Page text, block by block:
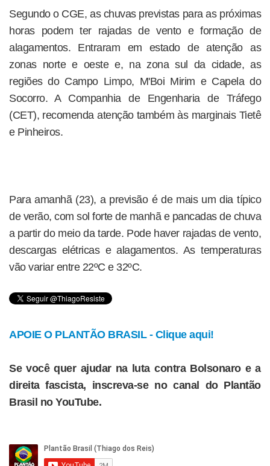
Segundo o CGE, as chuvas previstas para as próximas
horas podem ter rajadas de vento e formação de
alagamentos. Entraram em estado de atenção as
zonas norte e oeste e, na zona sul da cidade, as
regiões do Campo Limpo, M'Boi Mirim e Capela do
Socorro. A Companhia de Engenharia de Tráfego
(CET), recomenda atenção também às marginais Tietê
e Pinheiros.
Para amanhã (23), a previsão é de mais um dia típico
de verão, com sol forte de manhã e pancadas de chuva
a partir do meio da tarde. Pode haver rajadas de vento,
descargas elétricas e alagamentos. As temperaturas
vão variar entre 22ºC e 32ºC.
APOIE O PLANTÃO BRASIL - Clique aqui!
Se você quer ajudar na luta contra Bolsonaro e a
direita fascista, inscreva-se no canal do Plantão
Brasil no YouTube.